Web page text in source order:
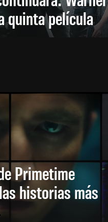
quinta película
Primetime
historias más